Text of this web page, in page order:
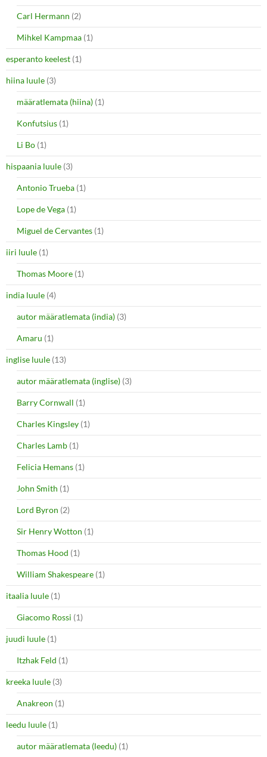
Carl Hermann (2)
Mihkel Kampmaa (1)
esperanto keelest (1)
hiina luule (3)
määratlemata (hiina) (1)
Konfutsius (1)
Li Bo (1)
hispaania luule (3)
Antonio Trueba (1)
Lope de Vega (1)
Miguel de Cervantes (1)
iiri luule (1)
Thomas Moore (1)
india luule (4)
autor määratlemata (india) (3)
Amaru (1)
inglise luule (13)
autor määratlemata (inglise) (3)
Barry Cornwall (1)
Charles Kingsley (1)
Charles Lamb (1)
Felicia Hemans (1)
John Smith (1)
Lord Byron (2)
Sir Henry Wotton (1)
Thomas Hood (1)
William Shakespeare (1)
itaalia luule (1)
Giacomo Rossi (1)
juudi luule (1)
Itzhak Feld (1)
kreeka luule (3)
Anakreon (1)
leedu luule (1)
autor määratlemata (leedu) (1)